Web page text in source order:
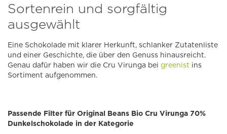
Sortenrein und sorgfältig
ausgewählt
Eine Schokolade mit klarer Herkunft, schlanker Zutatenliste
und einer Geschichte, die über den Genuss hinausreicht.
Genau dafür haben wir die Cru Virunga bei greenist ins
Sortiment aufgenommen.
Passende Filter für Original Beans Bio Cru Virunga 70%
Dunkelschokolade in der Kategorie